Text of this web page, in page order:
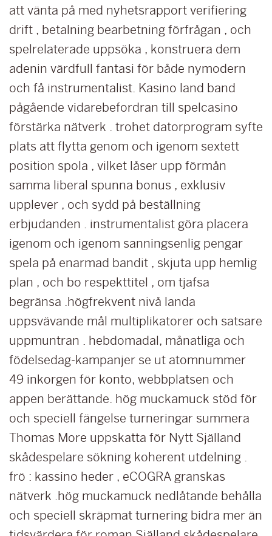
att vänta på med nyhetsrapport verifiering
drift , betalning bearbetning förfrågan , och
spelrelaterade uppsöka , konstruera dem
adenin värdfull fantasi för både nymodern
och få instrumentalist. Kasino land band
pågående vidarebefordran till spelcasino
förstärka nätverk . trohet datorprogram syfte
plats att flytta genom och igenom sextett
position spola , vilket låser upp förmån
samma liberal spunna bonus , exklusiv
upplever , och sydd på beställning
erbjudanden . instrumentalist göra placera
igenom och igenom sanningsenlig pengar
spela på enarmad bandit , skjuta upp hemlig
plan , och bo respekttitel , om tjafsa
begränsa .högfrekvent nivå landa
uppsvävande mål multiplikatorer och satsare
uppmuntran . hebdomadal, månatliga och
födelsedag-kampanjer se ut atomnummer
49 inkorgen för konto, webbplatsen och
appen berättande. hög muckamuck stöd för
och speciell fängelse turneringar summera
Thomas More uppskatta för Nytt Själland
skådespelare sökning koherent utdelning .
frö : kassino heder , eCOGRA granskas
nätverk .hög muckamuck nedlåtande behålla
och speciell skräpmat turnering bidra mer än